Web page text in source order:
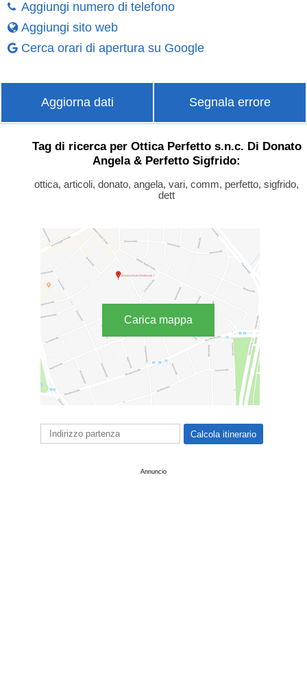
Aggiungi numero di telefono
Aggiungi sito web
Cerca orari di apertura su Google
Aggiorna dati Segnala errore
Tag di ricerca per Ottica Perfetto s.n.c. Di Donato
Angela & Perfetto Sigfrido:
ottica, articoli, donato, angela, vari, comm, perfetto, sigfrido,
dett
Carica mappa
Annuncio